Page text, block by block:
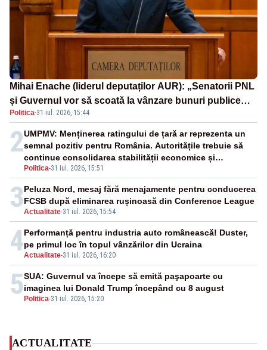
Mihai Enache (liderul deputaților AUR): „Senatorii PNL
și Guvernul vor să scoată la vânzare bunuri publice
pentru a stinge datoriile pentru vaccinurile Pfizer!”
Politica·31 iul. 2026, 15:44
2
Politica-31 iul. 2026, 15:51
UMPMV: Menținerea ratingului de țară ar reprezenta un
semnal pozitiv pentru România. Autoritățile trebuie să
continue consolidarea stabilității economice și
financiare
3Actualitate-31 iul. 2026, 15:54
Peluza Nord, mesaj fără menajamente pentru conducerea
FCSB după eliminarea rușinoasă din Conference League
4Actualitate-31 iul. 2026, 16:20
Performanță pentru industria auto românească! Duster,
pe primul loc în topul vânzărilor din Ucraina
5 Politica-31 iul. 2026, 15:20
SUA: Guvernul va începe să emită paşapoarte cu
imaginea lui Donald Trump începând cu 8 august
ACTUALITATE